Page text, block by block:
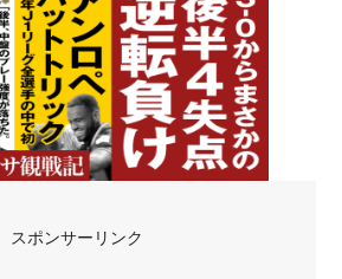
スポンサーリンク